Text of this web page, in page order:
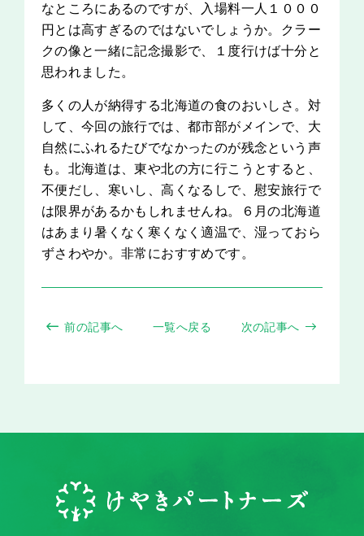
なところにあるのですが、入場料一人１０００
円とは高すぎるのではないでしょうか。クラー
クの像と一緒に記念撮影で、１度行けば十分と
思われました。
多くの人が納得する北海道の食のおいしさ。対
して、今回の旅行では、都市部がメインで、大
自然にふれるたびでなかったのが残念という声
も。北海道は、東や北の方に行こうとすると、
不便だし、寒いし、高くなるしで、慰安旅行で
は限界があるかもしれませんね。６月の北海道
はあまり暑くなく寒くなく適温で、湿っておら
ずさわやか。非常におすすめです。
前の記事へ 一覧へ戻る 次の記事へ